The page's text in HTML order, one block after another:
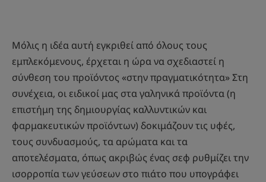
Μόλις η ιδέα αυτή εγκριθεί από όλους τους
εμπλεκόμενους, έρχεται η ώρα να σχεδιαστεί η
σύνθεση του προϊόντος «στην πραγματικότητα» Στη
συνέχεια, οι ειδικοί μας στα γαληνικά προϊόντα (η
επιστήμη της δημιουργίας καλλυντικών και
φαρμακευτικών προϊόντων) δοκιμάζουν τις υφές,
τους συνδυασμούς, τα αρώματα και τα
αποτελέσματα, όπως ακριβώς ένας σεφ ρυθμίζει την
ισορροπία των γεύσεων στο πιάτο που υπογράφει